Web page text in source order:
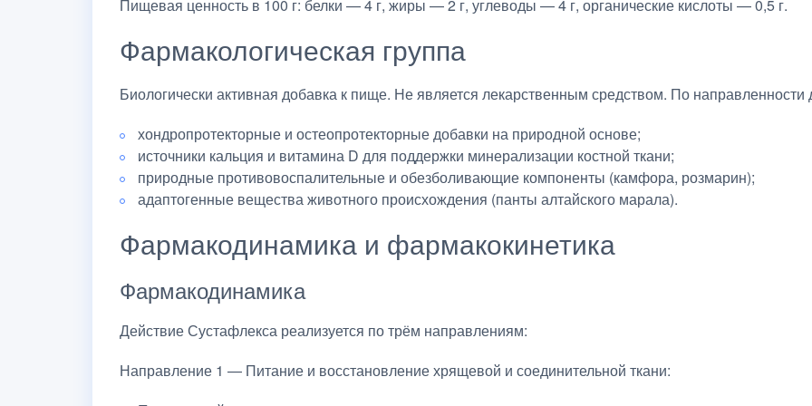
Пищевая ценность в 100 г: белки — 4 г, жиры — 2 г, углеводы — 4 г, органические кислоты — 0,5 г.
Фармакологическая группа
Биологически активная добавка к пище. Не является лекарственным средством. По направленности
хондропротекторные и остеопротекторные добавки на природной основе;
источники кальция и витамина D для поддержки минерализации костной ткани;
природные противовоспалительные и обезболивающие компоненты (камфора, розмарин);
адаптогенные вещества животного происхождения (панты алтайского марала).
Фармакодинамика и фармакокинетика
Фармакодинамика
Действие Сустафлекса реализуется по трём направлениям:
Направление 1 — Питание и восстановление хрящевой и соединительной ткани: